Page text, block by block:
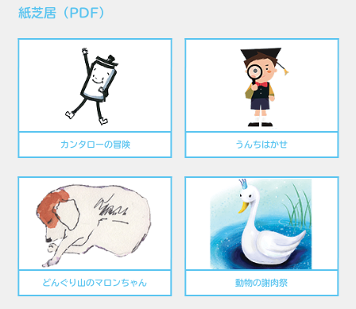
紙芝居（PDF）
カンタローの冒険 うんちはかせ
どんぐり山のマロンちゃん 動物の謝肉祭